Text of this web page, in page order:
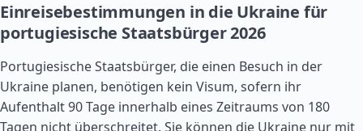
Einreisebestimmungen in die Ukraine für
portugiesische Staatsbürger 2026
Portugiesische Staatsbürger, die einen Besuch in der
Ukraine planen, benötigen kein Visum, sofern ihr
Aufenthalt 90 Tage innerhalb eines Zeitraums von 180
Tagen nicht überschreitet. Sie können die Ukraine nur mit